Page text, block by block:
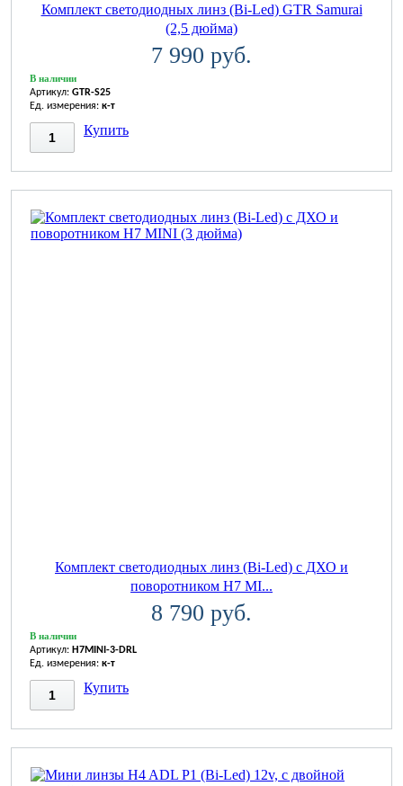
Комплект светодиодных линз (Bi-Led) GTR Samurai
(2,5 дюйма)
7 990 руб.
В наличии
Артикул: GTR-S25
Ед. измерения: к-т
Купить
Комплект светодиодных линз (Bi-Led) с ДХО и
поворотником H7 MI...
8 790 руб.
В наличии
Артикул: H7MINI-3-DRL
Ед. измерения: к-т
Купить